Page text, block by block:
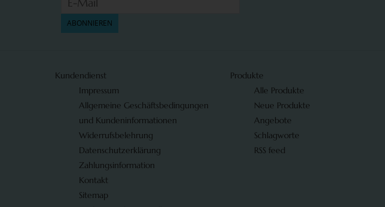
ABONNIEREN
Kundendienst
Impressum
Allgemeine Geschäftsbedingungen
und Kundeninformationen
Widerrufsbelehrung
Datenschutzerklärung
Zahlungsinformation
Kontakt
Sitemap
Produkte
Alle Produkte
Neue Produkte
Angebote
Schlagworte
RSS feed